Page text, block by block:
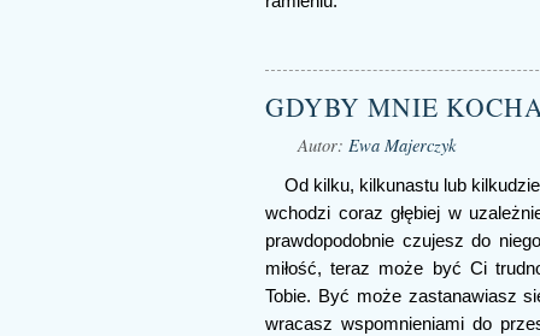
GDYBY MNIE
Autor: Ewa Majerczyk
Od kilku, kilkunastu lub
wchodzi coraz głębiej w
prawdopodobnie czujesz do
miłość, teraz może być Ci
Tobie. Być może zastanawiasz
wracasz wspomnieniami do